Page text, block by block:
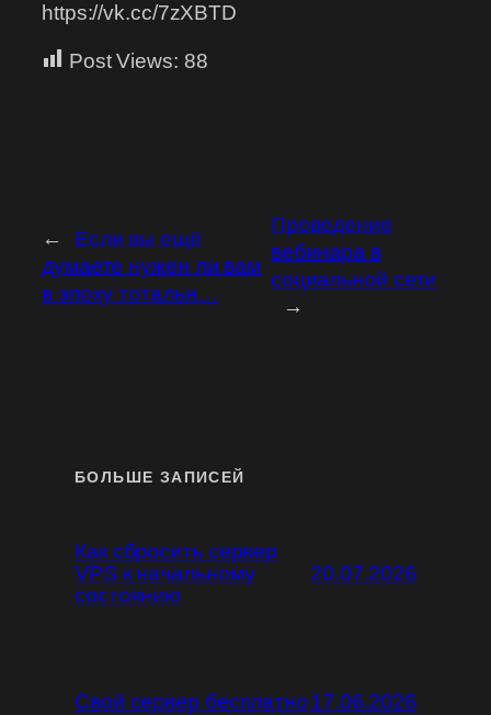
https://vk.cc/7zXBTD
Post Views: 88
←
Если вы ещё
думаете нужен ли вам
в эпоху тотальн…
Проведение
вебинара в
социальной сети
→
БОЛЬШЕ ЗАПИСЕЙ
Как сбросить сервер
VPS к начальному
состоянию
20.07.2026
Свой сервер бесплатно17.06.2026